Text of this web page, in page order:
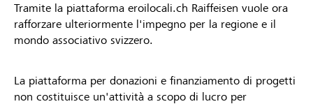
Tramite la piattaforma eroilocali.ch Raiffeisen vuole ora
rafforzare ulteriormente l'impegno per la regione e il
mondo associativo svizzero.
La piattaforma per donazioni e finanziamento di progetti
non costituisce un'attività a scopo di lucro per